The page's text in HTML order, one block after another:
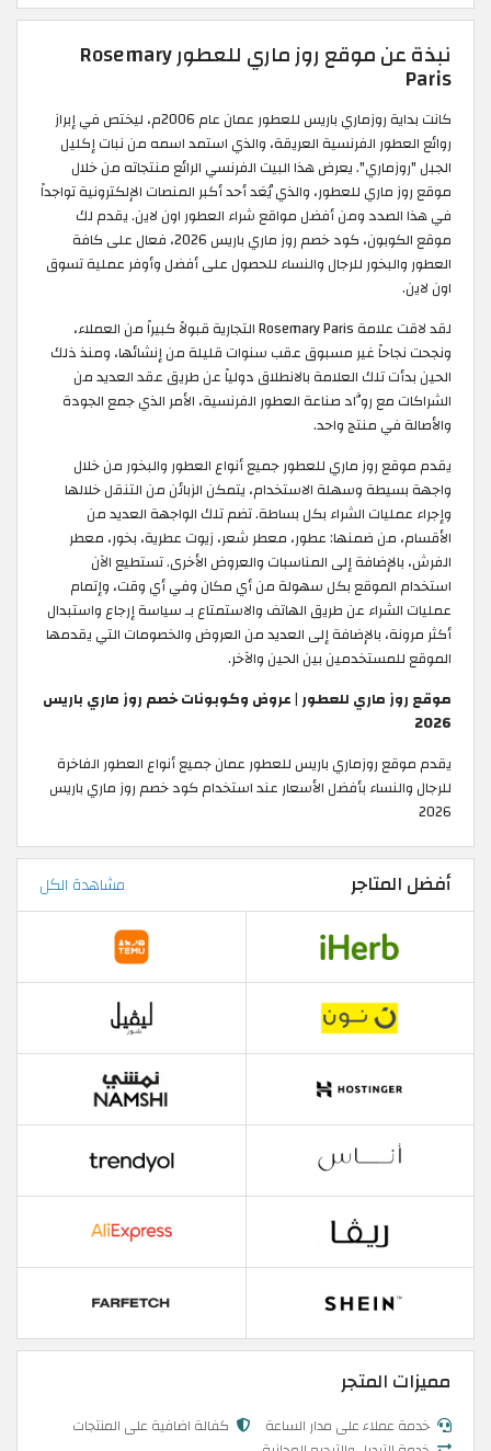
نبذة عن موقع روز ماري للعطور Rosemary
Paris
كانت بداية روزماري باريس للعطور عمان عام 2006م، ليختص في إبراز
روائع العطور الفرنسية العريقة، والذي استمد اسمه من نبات إكليل
الجبل "روزماري". يعرض هذا البيت الفرنسي الرائع منتجاته من خلال
موقع روز ماري للعطور، والذي يُعَد أحد أكبر المنصات الإلكترونية تواجداً
في هذا الصدد ومن أفضل مواقع شراء العطور اون لاين. يقدم لك
موقع الكوبون، كود خصم روز ماري باريس 2026، فعال على كافة
العطور والبخور للرجال والنساء للحصول على أفضل وأوفر عملية تسوق
اون لاين.
لقد لاقت علامة Rosemary Paris التجارية قبولاً كبيراً من العملاء،
ونجحت نجاحاً غير مسبوق عقب سنوات قليلة من إنشائها، ومنذ ذلك
الحين بدأت تلك العلامة بالانطلاق دولياً عن طريق عقد العديد من
الشراكات مع روَّاد صناعة العطور الفرنسية، الأمر الذي جمع الجودة
والأصالة في منتج واحد.
يقدم موقع روز ماري للعطور جميع أنواع العطور والبخور من خلال
واجهة بسيطة وسهلة الاستخدام، يتمكن الزبائن من التنقل خلالها
وإجراء عمليات الشراء بكل بساطة. تضم تلك الواجهة العديد من
الأقسام، من ضمنها: عطور، معطر شعر، زيوت عطرية، بخور، معطر
الفرش، بالإضافة إلى المناسبات والعروض الأخرى. تستطيع الآن
استخدام الموقع بكل سهولة من أي مكان وفي أي وقت، وإتمام
عمليات الشراء عن طريق الهاتف والاستمتاع بـ سياسة إرجاع واستبدال
أكثر مرونة، بالإضافة إلى العديد من العروض والخصومات التي يقدمها
الموقع للمستخدمين بين الحين والآخر.
موقع روز ماري للعطور | عروض وكوبونات خصم روز ماري باريس
2026
يقدم موقع روزماري باريس للعطور عمان جميع أنواع العطور الفاخرة
للرجال والنساء بأفضل الأسعار عند استخدام كود خصم روز ماري باريس
2026
أفضل المتاجر مشاهدة الكل
مميزات المتجر
خدمة عملاء على مدار الساعة
كفالة اضافية على المنتجات